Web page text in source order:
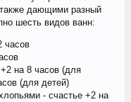
дающими разный
шесть видов ванн:
часов
на 8 часов (для
(для детей)
- счастье +2 на